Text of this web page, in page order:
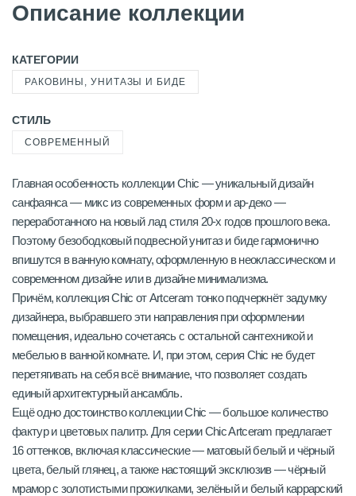
Описание коллекции
КАТЕГОРИИ
РАКОВИНЫ, УНИТАЗЫ И БИДЕ
СТИЛЬ
СОВРЕМЕННЫЙ
Главная особенность коллекции Chic — уникальный дизайн
санфаянса — микс из современных форм и ар-деко —
переработанного на новый лад стиля 20-х годов прошлого века.
Поэтому безободковый подвесной унитаз и биде гармонично
впишутся в ванную комнату, оформленную в неоклассическом и
современном дизайне или в дизайне минимализма.
Причём, коллекция Chic от Artceram тонко подчеркнёт задумку
дизайнера, выбравшего эти направления при оформлении
помещения, идеально сочетаясь с остальной сантехникой и
мебелью в ванной комнате. И, при этом, серия Chic не будет
перетягивать на себя всё внимание, что позволяет создать
единый архитектурный ансамбль.
Ещё одно достоинство коллекции Chic — большое количество
фактур и цветовых палитр. Для серии Chic Artceram предлагает
16 оттенков, включая классические — матовый белый и чёрный
цвета, белый глянец, а также настоящий эксклюзив — чёрный
мрамор с золотистыми прожилками, зелёный и белый каррарский